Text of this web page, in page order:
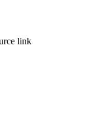
link